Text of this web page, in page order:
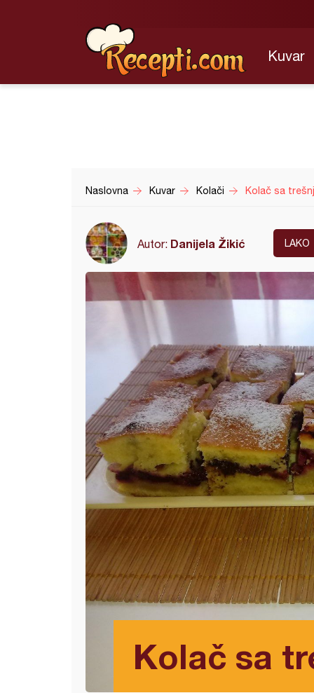
Kuvar
Naslovna Kuvar Kolači Kolač sa
Autor: Danijela Žikić LAKO
Kolač sa